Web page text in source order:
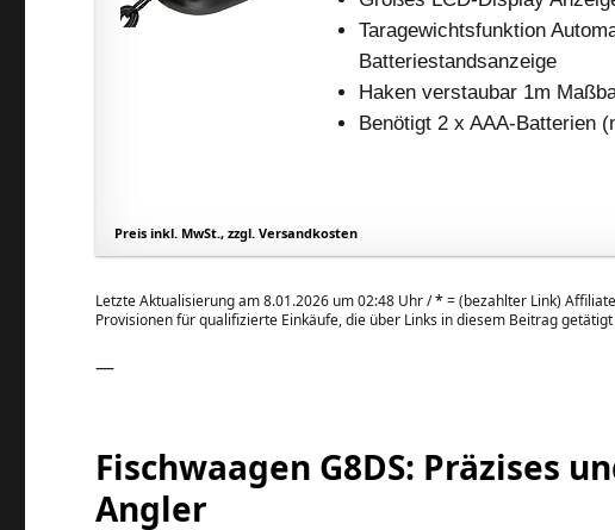
Taragewichtsfunktion
Batteriestandsanzeige
Haken verstaubar 1m
Benötigt 2 x AAA-Batterien
Preis inkl. MwSt., zzgl. Versandkosten
Letzte Aktualisierung am 8.01.2026 um 02:48 Uhr /* = (bezahlter Link)
Provisionen für qualifizierte Einkäufe, die über Links in diesem Beitrag
—
Fischwaagen G8DS: Präzises
Angler